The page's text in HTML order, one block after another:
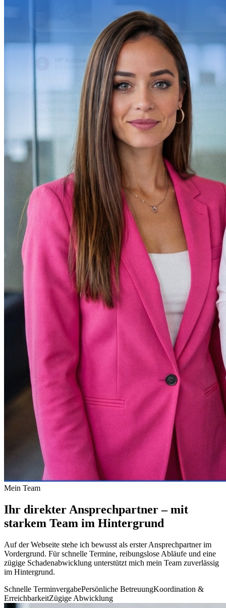
Mein Team
Ihr direkter Ansprechpartner – mit
starkem Team im Hintergrund
Auf der Webseite stehe ich bewusst als erster Ansprechpartner im
Vordergrund. Für schnelle Termine, reibungslose Abläufe und eine
zügige Schadenabwicklung unterstützt mich mein Team zuverlässig
im Hintergrund.
Schnelle TerminvergabePersönliche BetreuungKoordination &
ErreichbarkeitZügige Abwicklung